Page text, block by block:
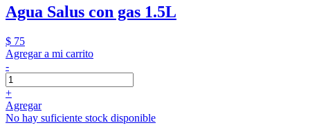
Agua Salus con gas 1.5L
$ 75
Agregar a mi carrito
-
+
Agregar
No hay suficiente stock disponible